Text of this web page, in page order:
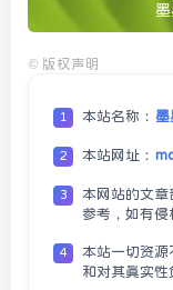
© 版权声明
1 本站名称： 墨
2 本站网址：
3
本网站的文章
参考，如有侵
4
本站一切资源
和对其真实性